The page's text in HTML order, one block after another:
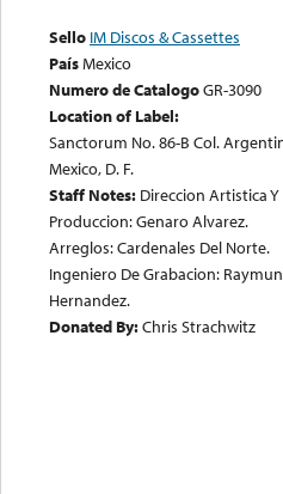
Sello IM Discos & Cassettes
PaísMexico
Numero de CatalogoGR-3090
Location of Label:
Sanctorum No. 86-B Col.
Mexico, D. F.
Staff Notes: Direccion Artistica Y
Produccion: Genaro Alvarez.
Arreglos: Cardenales Del Norte.
Ingeniero De Grabacion:
Hernandez.
Donated By:Chris Strachwitz